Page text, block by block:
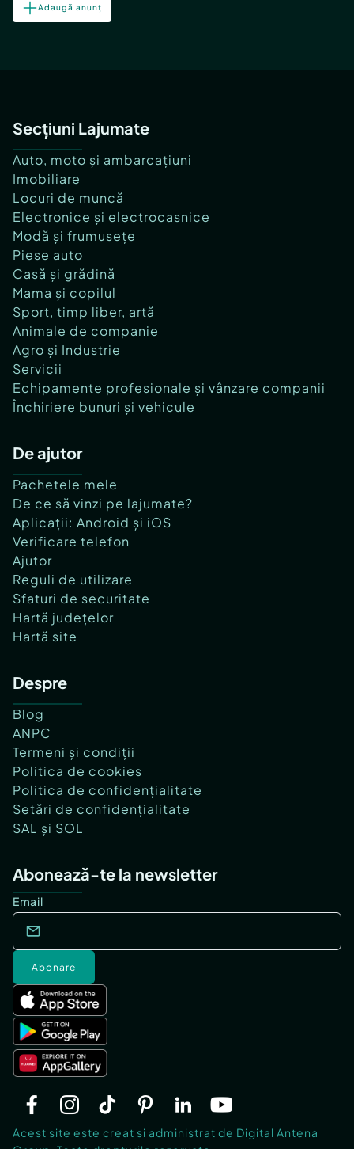
Adaugă anunț
Secțiuni Lajumate
Auto, moto și ambarcațiuni
Imobiliare
Locuri de muncă
Electronice și electrocasnice
Modă și frumusețe
Piese auto
Casă și grădină
Mama și copilul
Sport, timp liber, artă
Animale de companie
Agro și Industrie
Servicii
Echipamente profesionale și vânzare companii
Închiriere bunuri și vehicule
De ajutor
Pachetele mele
De ce să vinzi pe lajumate?
Aplicații: Android și iOS
Verificare telefon
Ajutor
Reguli de utilizare
Sfaturi de securitate
Hartă județelor
Hartă site
Despre
Blog
ANPC
Termeni și condiții
Politica de cookies
Politica de confidențialitate
Setări de confidențialitate
SAL și SOL
Abonează-te la newsletter
Email
Abonare
Acest site este creat si administrat de Digital Antena